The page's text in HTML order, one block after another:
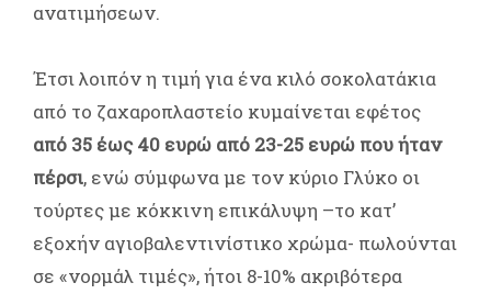
ανατιμήσεων.
Έτσι λοιπόν η τιμή για ένα κιλό σοκολατάκια
από το ζαχαροπλαστείο κυμαίνεται εφέτος
από 35 έως 40 ευρώ από 23-25 ευρώ που ήταν
πέρσι, ενώ σύμφωνα με τον κύριο Γλύκο οι
τούρτες με κόκκινη επικάλυψη –το κατ’
εξοχήν αγιοβαλεντινίστικο χρώμα- πωλούνται
σε «νορμάλ τιμές», ήτοι 8-10% ακριβότερα